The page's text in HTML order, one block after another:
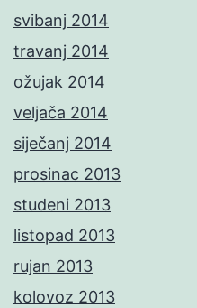
svibanj 2014
travanj 2014
ožujak 2014
veljača 2014
siječanj 2014
prosinac 2013
studeni 2013
listopad 2013
rujan 2013
kolovoz 2013